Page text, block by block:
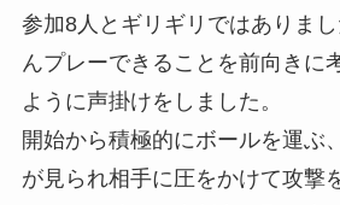
参加8人とギリギリではありま
んプレーできることを前向きに
ように声掛けをしました。
開始から積極的にボールを運ぶ
が見られ相手に圧をかけて攻撃